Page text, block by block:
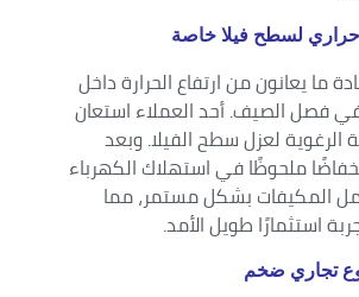
ما يعانون من ارتفاع الحرارة داخل
فصل الصيف. أحد العملاء استعان
الرغوية لعزل سطح الفيلا. وبعد
ملحوظًا في استهلاك الكهرباء
المكيفات بشكل مستمر، مما
استثمارًا طويل الأمد.